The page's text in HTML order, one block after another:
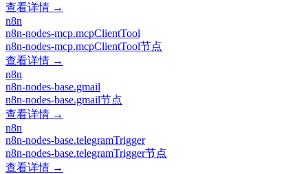
查看详情 →
n8n
n8n-nodes-mcp.mcpClientTool
n8n-nodes-mcp.mcpClientTool节点
查看详情 →
n8n
n8n-nodes-base.gmail
n8n-nodes-base.gmail节点
查看详情 →
n8n
n8n-nodes-base.telegramTrigger
n8n-nodes-base.telegramTrigger节点
查看详情 →